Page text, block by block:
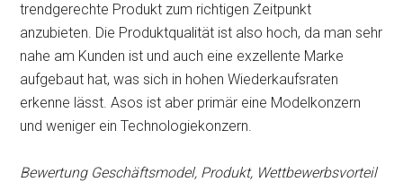
trendgerechte Produkt zum richtigen Zeitpunkt
anzubieten. Die Produktqualität ist also hoch, da man sehr
nahe am Kunden ist und auch eine exzellente Marke
aufgebaut hat, was sich in hohen Wiederkaufsraten
erkenne lässt. Asos ist aber primär eine Modelkonzern
und weniger ein Technologiekonzern.
Bewertung Geschäftsmodel, Produkt, Wettbewerbsvorteil